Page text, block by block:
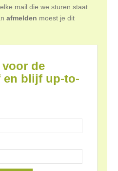
mail die we sturen staat
afmelden moest je dit
de
en blijf up-to-